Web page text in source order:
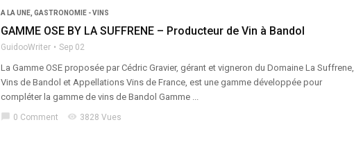
A LA UNE GASTRONOMIE - VINS
GAMME OSE BY LA SUFFRENE – Producteur de Vin à Bandol
GuidooWriter Sep 02
La Gamme OSE proposée par Cédric Gravier, gérant et vigneron du Domaine La Suffrene,
Vins de Bandol et Appellations Vins de France, est une gamme développée pour
compléter la gamme de vins de Bandol Gamme ...
chat_bubble 0 Comment visibility 3828 Vues